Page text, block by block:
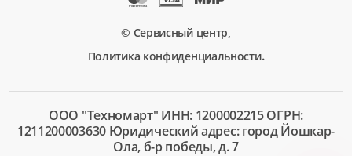
© Сервисный центр,
Политика конфиденциальности.
ООО "Техномарт" ИНН: 1200002215 ОГРН:
1211200003630 Юридический адрес: город Йошкар-
Ола, б-р победы, д. 7